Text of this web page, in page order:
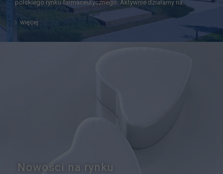
polskiego rynku farmaceutycznego. Aktywnie działamy na…
więcej
Nowości na rynku